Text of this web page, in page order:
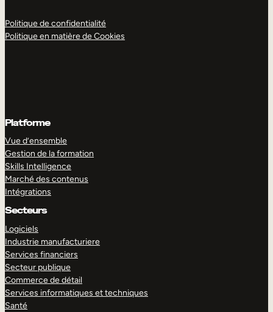
Politique de confidentialité
Politique en matière de Cookies
Platforme
Vue d’ensemble
Gestion de la formation
Skills Intelligence
Marché des contenus
Intégrations
Secteurs
Logiciels
Industrie manufacturiere
Services financiers
Secteur publique
Commerce de détail
Services informatiques et techniques
Santé